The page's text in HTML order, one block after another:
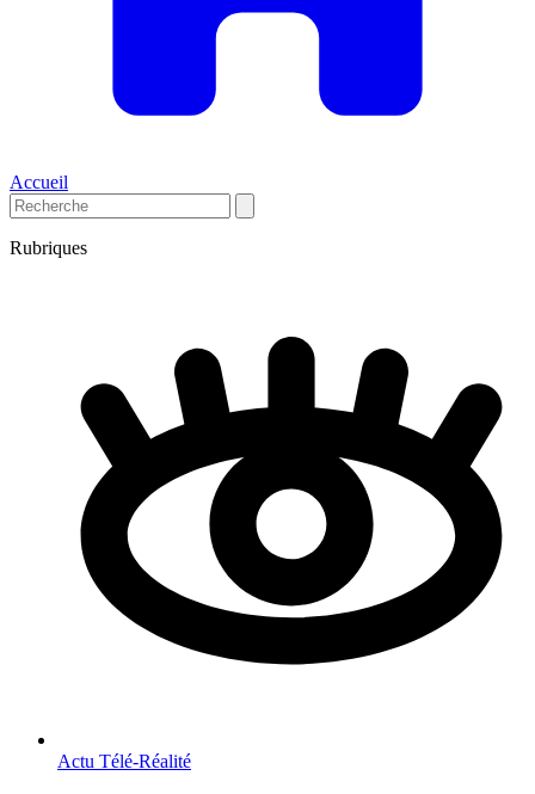
Accueil
Rubriques
Actu Télé-Réalité